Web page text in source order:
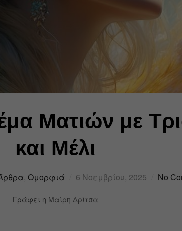
Ματιών με
και Μέλι
, Ομορφιά 6 Νοεμβρίου, 2025 No
Γράφει η Μαίρη Δρίτσα